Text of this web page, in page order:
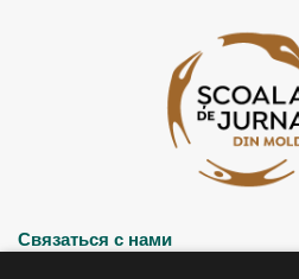
Связаться с нами